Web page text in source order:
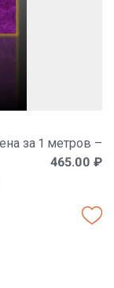
за 1 метров –
465.00 ₽